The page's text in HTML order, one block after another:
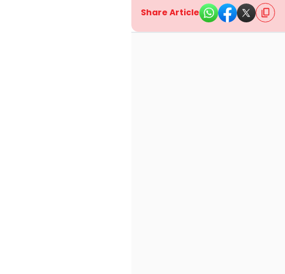
Share Article